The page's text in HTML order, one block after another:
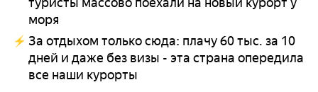
моря
За отдыхом только сюда: плачу 60 тыс. за 10
дней и даже без визы - эта страна опередила
все наши курорты